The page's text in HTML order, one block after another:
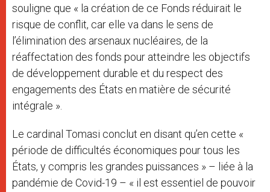
souligne que « la création de ce Fonds réduirait le
risque de conflit, car elle va dans le sens de
l’élimination des arsenaux nucléaires, de la
réaffectation des fonds pour atteindre les objectifs
de développement durable et du respect des
engagements des États en matière de sécurité
intégrale ».
Le cardinal Tomasi conclut en disant qu’en cette «
période de difficultés économiques pour tous les
États, y compris les grandes puissances » – liée à la
pandémie de Covid-19 – « il est essentiel de pouvoir